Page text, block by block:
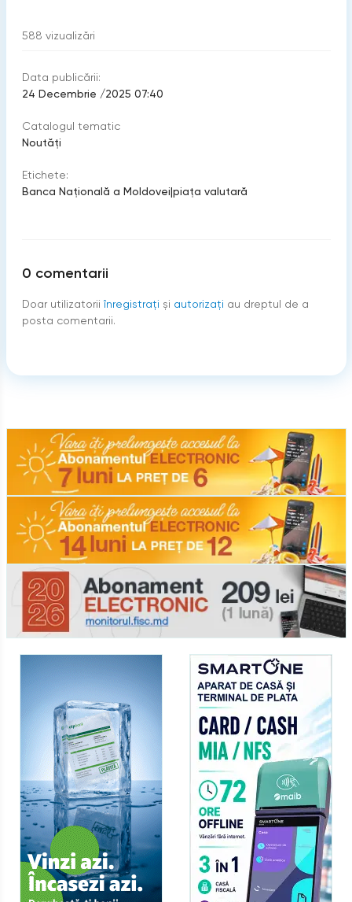
588 vizualizări
Data publicării:
24 Decembrie /2025 07:40
Catalogul tematic
Noutăți
Etichete:
Banca Naţională a Moldovei|piaţa valutară
0 comentarii
Doar utilizatorii înregistraţi şi autorizați au dreptul de a
posta comentarii.